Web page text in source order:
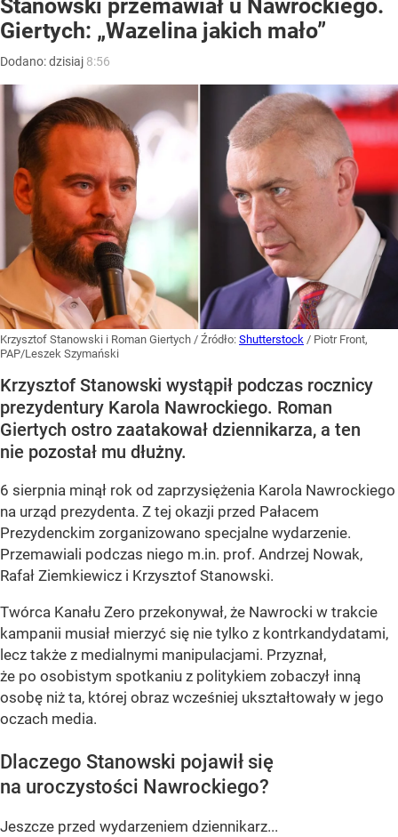
Stanowski przemawiał u Nawrockiego.
Giertych: „Wazelina jakich mało”
Dodano:dzisiaj 8:56
Krzysztof Stanowski i Roman Giertych / Źródło: Shutterstock / Piotr Front,
PAP/Leszek Szymański
Krzysztof Stanowski wystąpił podczas rocznicy
prezydentury Karola Nawrockiego. Roman
Giertych ostro zaatakował dziennikarza, a ten
nie pozostał mu dłużny.
6 sierpnia minął rok od zaprzysiężenia Karola Nawrockiego
na urząd prezydenta. Z tej okazji przed Pałacem
Prezydenckim zorganizowano specjalne wydarzenie.
Przemawiali podczas niego m.in. prof. Andrzej Nowak,
Rafał Ziemkiewicz i Krzysztof Stanowski.
Twórca Kanału Zero przekonywał, że Nawrocki w trakcie
kampanii musiał mierzyć się nie tylko z kontrkandydatami,
lecz także z medialnymi manipulacjami. Przyznał,
że po osobistym spotkaniu z politykiem zobaczył inną
osobę niż ta, której obraz wcześniej ukształtowały w jego
oczach media.
Dlaczego Stanowski pojawił się
na uroczystości Nawrockiego?
Jeszcze przed wydarzeniem dziennikarz...